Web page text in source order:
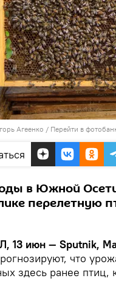
Агеенко / Перейти в
в Южной
перелетную
13 июн — Sputnik,
что
здесь ранее птиц,